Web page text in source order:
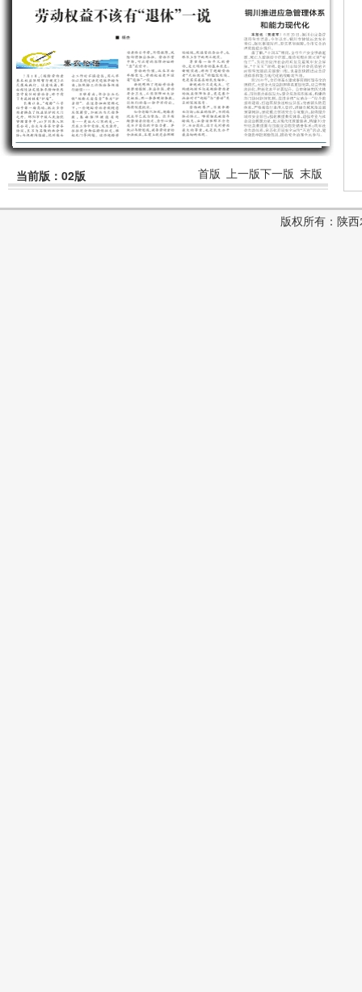
当前版：02版 首版 上一版下一版 末版
版权所有：陕